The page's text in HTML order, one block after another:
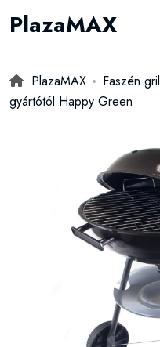
PlazaMAX
PlazaMAX Faszén
gyártótól Happy Green